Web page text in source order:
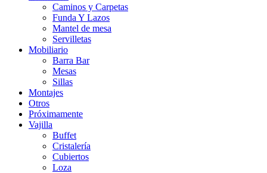
Caminos y Carpetas
Funda Y Lazos
Mantel de mesa
Servilletas
Mobiliario
Barra Bar
Mesas
Sillas
Montajes
Otros
Próximamente
Vajilla
Buffet
Cristalería
Cubiertos
Loza